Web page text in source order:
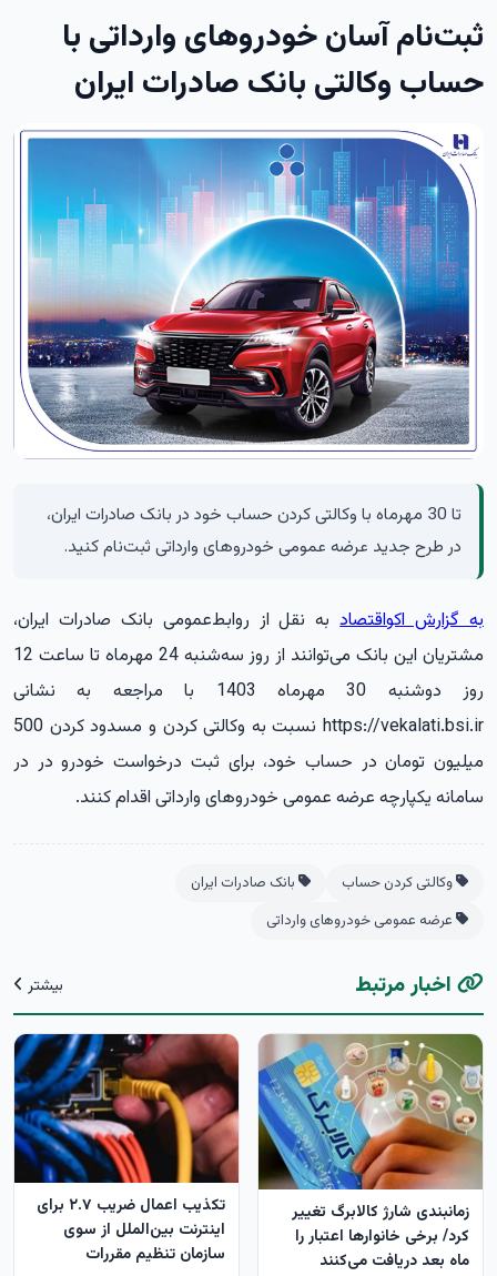
​ثبت‌نام آسان خودروهای وارداتی با
حساب وکالتی بانک صادرات ایران
تا 30 مهرماه با وکالتی کردن حساب خود در بانک صادرات ایران،
در طرح جدید عرضه عمومی خودروهای وارداتی ثبت‌نام کنید.
به گزارش اکواقتصادبه نقل از روابط‌عمومی بانک صادرات ایران،
مشتریان این بانک می‌توانند از روز سه‌شنبه 24 مهرماه تا ساعت 12
روز دوشنبه 30 مهرماه 1403 با مراجعه به نشانی
https://vekalati.bsi.ir نسبت به وکالتی کردن و مسدود کردن 500
میلیون تومان در حساب خود، برای ثبت درخواست خودرو در در
سامانه یکپارچه عرضه عمومی خودروهای وارداتی اقدام کنند.
وکالتی کردن حساب
بانک صادرات ایران
عرضه عمومی خودروهای وارداتی
اخبار مرتبط بیشتر
زمانبندی شارژ کالابرگ تغییر
کرد/ برخی خانوارها اعتبار را
ماه بعد دریافت می‌کنند
تکذیب اعمال ضریب ۲.۷ برای
اینترنت بین‌الملل از سوی
سازمان تنظیم مقررات